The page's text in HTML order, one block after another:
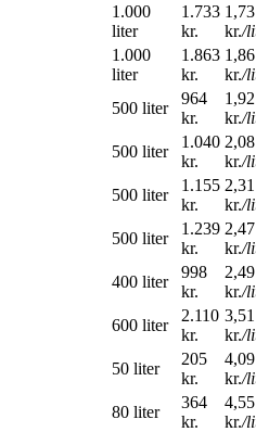
1.000
liter
1.733
kr.
1,73
kr./
1.000
liter
1.863
kr.
1,86
kr./
500 liter
964
kr.
1,92
kr./
500 liter
1.040
kr.
2,08
kr./
500 liter
1.155
kr.
2,31
kr./
500 liter
1.239
kr.
2,47
kr./
400 liter
998
kr.
2,49
kr./
600 liter
2.110
kr.
3,51
kr./
50 liter
205
kr.
4,09
kr./
80 liter
364
kr.
4,55
kr./